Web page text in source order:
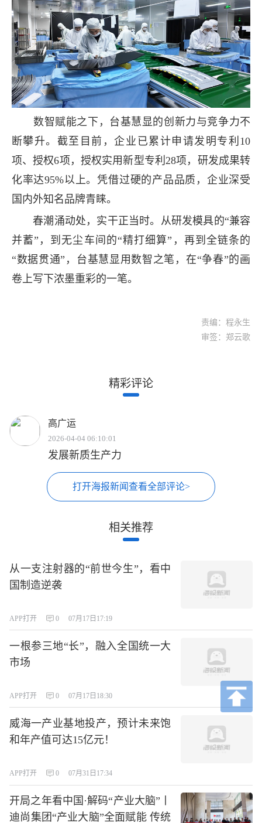
数智赋能之下，台基慧显的创新力与竞争力不
断攀升。截至目前，企业已累计申请发明专利10
项、授权6项，授权实用新型专利28项，研发成果转
化率达95%以上。凭借过硬的产品品质，企业深受
国内外知名品牌青睐。
春潮涌动处，实干正当时。从研发模具的“兼容
并蓄”，到无尘车间的“精打细算”，再到全链条的
“数据贯通”，台基慧显用数智之笔，在“争春”的画
卷上写下浓墨重彩的一笔。
责编：程永生
审签：郑云歌
精彩评论
高广运
2026-04-04 06:10:01
发展新质生产力
打开海报新闻查看全部评论>
相关推荐
从一支注射器的“前世今生”，看中
国制造逆袭
APP打开 0 07月17日17:19
一根参三地“长”，融入全国统一大
市场
APP打开 0 07月17日18:30
威海一产业基地投产，预计未来饱
和年产值可达15亿元！
APP打开 0 07月31日17:34
开局之年看中国·解码“产业大脑”丨
迪尚集团“产业大脑”全面赋能 传统